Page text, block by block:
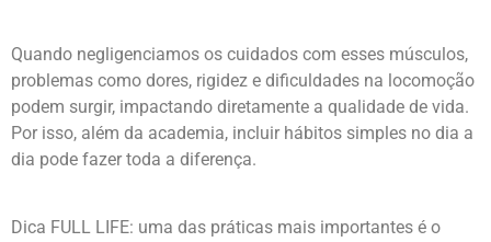
Quando negligenciamos os cuidados com esses músculos,
problemas como dores, rigidez e dificuldades na locomoção
podem surgir, impactando diretamente a qualidade de vida.
Por isso, além da academia, incluir hábitos simples no dia a
dia pode fazer toda a diferença.
Dica FULL LIFE: uma das práticas mais importantes é o